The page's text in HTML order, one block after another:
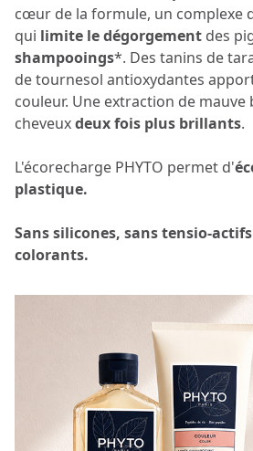
cœur de la formule, un complexe
qui limite le dégorgement des
shampooings*. Des tanins de
de tournesol antioxydantes
couleur. Une extraction de mauve
cheveuxdeux fois plus brillants.
L'écorecharge PHYTO permet d'
plastique.
Sans silicones, sans tensio-
colorants.